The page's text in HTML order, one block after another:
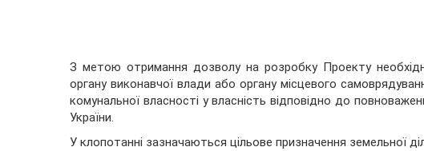
З метою отримання дозволу на розробку Проекту
органу виконавчої влади або органу місцевого
комунальної власності у власність відповідно до
України.
У клопотанні зазначаються цільове призначення земельної